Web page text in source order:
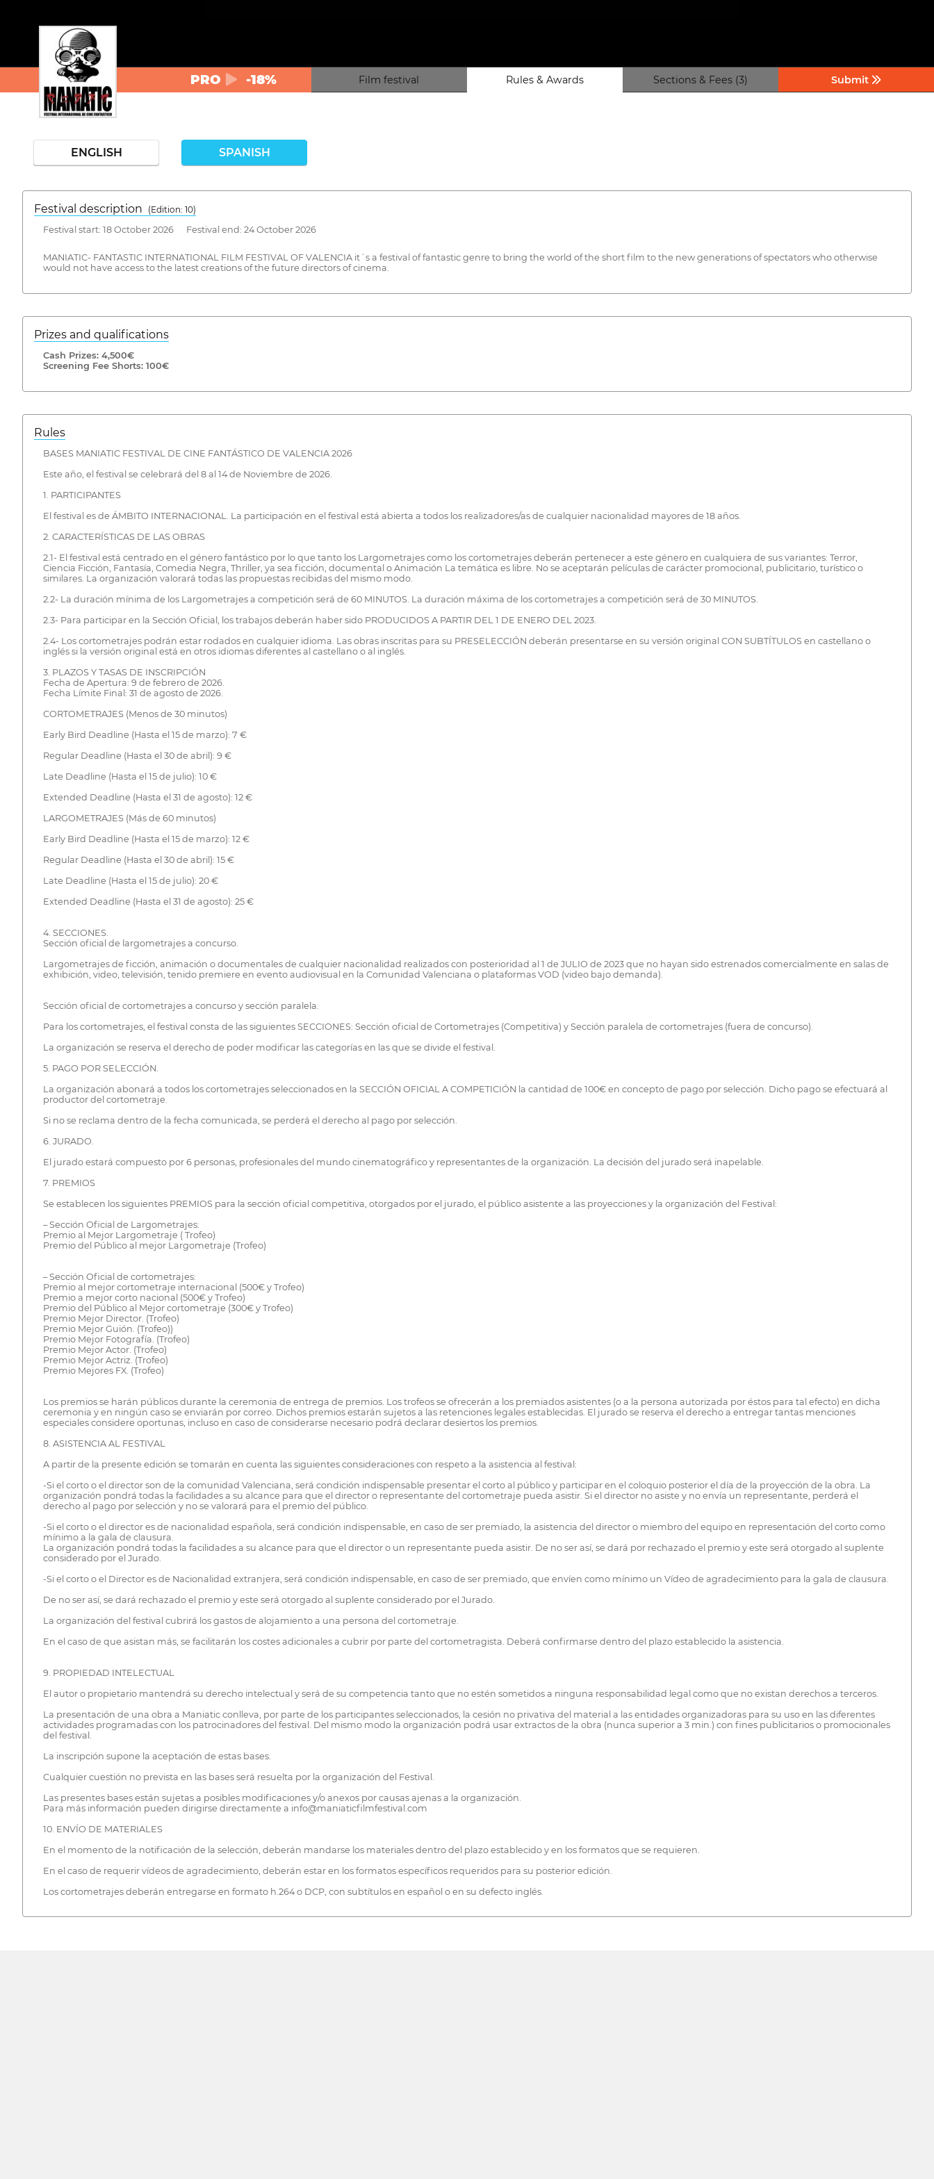
PRO -18% Film festival Rules & Awards Sections & Fees (3) Submit
ENGLISH SPANISH
Festival description
(Edition: 10)
Festival start: 18 October 2026 Festival end: 24 October 2026
MANIATIC- FANTASTIC INTERNATIONAL FILM FESTIVAL OF VALENCIA it´s a festival of fantastic genre to bring the world of the short film to the new generations of spectators who otherwise
would not have access to the latest creations of the future directors of cinema.
Prizes and qualifications
Cash Prizes: 4,500€
Screening Fee Shorts: 100€
Rules
BASES MANIATIC FESTIVAL DE CINE FANTÁSTICO DE VALENCIA 2026
Este año, el festival se celebrará del 8 al 14 de Noviembre de 2026.
1. PARTICIPANTES
El festival es de ÁMBITO INTERNACIONAL. La participación en el festival está abierta a todos los realizadores/as de cualquier nacionalidad mayores de 18 años.
2. CARACTERÍSTICAS DE LAS OBRAS
2.1- El festival está centrado en el género fantástico por lo que tanto los Largometrajes como los cortometrajes deberán pertenecer a este género en cualquiera de sus variantes: Terror,
Ciencia Ficción, Fantasía, Comedia Negra, Thriller, ya sea ficción, documental o Animación La temática es libre. No se aceptarán películas de carácter promocional, publicitario, turístico o
similares. La organización valorará todas las propuestas recibidas del mismo modo.
2.2- La duración mínima de los Largometrajes a competición será de 60 MINUTOS. La duración máxima de los cortometrajes a competición será de 30 MINUTOS.
2.3- Para participar en la Sección Oficial, los trabajos deberán haber sido PRODUCIDOS A PARTIR DEL 1 DE ENERO DEL 2023.
2.4- Los cortometrajes podrán estar rodados en cualquier idioma. Las obras inscritas para su PRESELECCIÓN deberán presentarse en su versión original CON SUBTÍTULOS en castellano o
inglés si la versión original está en otros idiomas diferentes al castellano o al inglés.
3. PLAZOS Y TASAS DE INSCRIPCIÓN
Fecha de Apertura: 9 de febrero de 2026.
Fecha Límite Final: 31 de agosto de 2026.
CORTOMETRAJES (Menos de 30 minutos)
Early Bird Deadline (Hasta el 15 de marzo): 7 €
Regular Deadline (Hasta el 30 de abril): 9 €
Late Deadline (Hasta el 15 de julio): 10 €
Extended Deadline (Hasta el 31 de agosto): 12 €
LARGOMETRAJES (Más de 60 minutos)
Early Bird Deadline (Hasta el 15 de marzo): 12 €
Regular Deadline (Hasta el 30 de abril): 15 €
Late Deadline (Hasta el 15 de julio): 20 €
Extended Deadline (Hasta el 31 de agosto): 25 €
4. SECCIONES.
Sección oficial de largometrajes a concurso.
Largometrajes de ficción, animación o documentales de cualquier nacionalidad realizados con posterioridad al 1 de JULIO de 2023 que no hayan sido estrenados comercialmente en salas de
exhibición, video, televisión, tenido premiere en evento audiovisual en la Comunidad Valenciana o plataformas VOD (video bajo demanda).
Sección oficial de cortometrajes a concurso y sección paralela.
Para los cortometrajes, el festival consta de las siguientes SECCIONES: Sección oficial de Cortometrajes (Competitiva) y Sección paralela de cortometrajes (fuera de concurso).
La organización se reserva el derecho de poder modificar las categorías en las que se divide el festival.
5. PAGO POR SELECCIÓN.
La organización abonará a todos los cortometrajes seleccionados en la SECCIÓN OFICIAL A COMPETICIÓN la cantidad de 100€ en concepto de pago por selección. Dicho pago se efectuará al
productor del cortometraje.
Si no se reclama dentro de la fecha comunicada, se perderá el derecho al pago por selección.
6. JURADO.
El jurado estará compuesto por 6 personas, profesionales del mundo cinematográfico y representantes de la organización. La decisión del jurado será inapelable.
7. PREMIOS
Se establecen los siguientes PREMIOS para la sección oficial competitiva, otorgados por el jurado, el público asistente a las proyecciones y la organización del Festival:
– Sección Oficial de Largometrajes:
Premio al Mejor Largometraje ( Trofeo)
Premio del Público al mejor Largometraje (Trofeo)
– Sección Oficial de cortometrajes:
Premio al mejor cortometraje internacional (500€ y Trofeo)
Premio a mejor corto nacional (500€ y Trofeo)
Premio del Público al Mejor cortometraje (300€ y Trofeo)
Premio Mejor Director. (Trofeo)
Premio Mejor Guión. (Trofeo))
Premio Mejor Fotografía. (Trofeo)
Premio Mejor Actor. (Trofeo)
Premio Mejor Actriz. (Trofeo)
Premio Mejores FX. (Trofeo)
Los premios se harán públicos durante la ceremonia de entrega de premios. Los trofeos se ofrecerán a los premiados asistentes (o a la persona autorizada por éstos para tal efecto) en dicha
ceremonia y en ningún caso se enviarán por correo. Dichos premios estarán sujetos a las retenciones legales establecidas. El jurado se reserva el derecho a entregar tantas menciones
especiales considere oportunas, incluso en caso de considerarse necesario podrá declarar desiertos los premios.
8. ASISTENCIA AL FESTIVAL
A partir de la presente edición se tomarán en cuenta las siguientes consideraciones con respeto a la asistencia al festival:
-Si el corto o el director son de la comunidad Valenciana, será condición indispensable presentar el corto al público y participar en el coloquio posterior el día de la proyección de la obra. La
organización pondrá todas la facilidades a su alcance para que el director o representante del cortometraje pueda asistir. Si el director no asiste y no envía un representante, perderá el
derecho al pago por selección y no se valorará para el premio del público.
-Si el corto o el director es de nacionalidad española, será condición indispensable, en caso de ser premiado, la asistencia del director o miembro del equipo en representación del corto como
mínimo a la gala de clausura.
La organización pondrá todas la facilidades a su alcance para que el director o un representante pueda asistir. De no ser así, se dará por rechazado el premio y este será otorgado al suplente
considerado por el Jurado.
-Si el corto o el Director es de Nacionalidad extranjera, será condición indispensable, en caso de ser premiado, que envíen como mínimo un Vídeo de agradecimiento para la gala de clausura.
De no ser así, se dará rechazado el premio y este será otorgado al suplente considerado por el Jurado.
La organización del festival cubrirá los gastos de alojamiento a una persona del cortometraje.
En el caso de que asistan más, se facilitarán los costes adicionales a cubrir por parte del cortometragista. Deberá confirmarse dentro del plazo establecido la asistencia.
9. PROPIEDAD INTELECTUAL
El autor o propietario mantendrá su derecho intelectual y será de su competencia tanto que no estén sometidos a ninguna responsabilidad legal como que no existan derechos a terceros.
La presentación de una obra a Maniatic conlleva, por parte de los participantes seleccionados, la cesión no privativa del material a las entidades organizadoras para su uso en las diferentes
actividades programadas con los patrocinadores del festival. Del mismo modo la organización podrá usar extractos de la obra (nunca superior a 3 min.) con fines publicitarios o promocionales
del festival.
La inscripción supone la aceptación de estas bases.
Cualquier cuestión no prevista en las bases será resuelta por la organización del Festival.
Las presentes bases están sujetas a posibles modificaciones y/o anexos por causas ajenas a la organización.
Para más información pueden dirigirse directamente a info@maniaticfilmfestival.com
10. ENVÍO DE MATERIALES
En el momento de la notificación de la selección, deberán mandarse los materiales dentro del plazo establecido y en los formatos que se requieren.
En el caso de requerir vídeos de agradecimiento, deberán estar en los formatos específicos requeridos para su posterior edición.
Los cortometrajes deberán entregarse en formato h.264 o DCP, con subtítulos en español o en su defecto inglés.